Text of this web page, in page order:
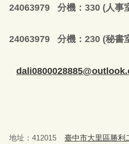
24063979 分機：330 (人事
勞基法人
24063979 分機：230 (秘書
電子信
地址：412015 臺中市大里區勝利